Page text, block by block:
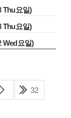
Thu요일)
Thu요일)
Wed요일)
32